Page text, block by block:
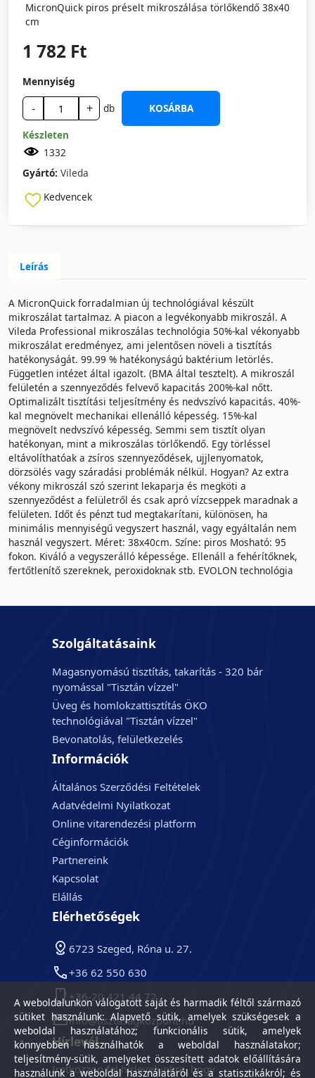
MicronQuick piros préselt mikroszálása törlőkendő 38x40
cm
1 782 Ft
Mennyiség
- + db
KOSÁRBA
Készleten
1332
Gyártó: Vileda
Kedvencek
Leírás
A MicronQuick forradalmian új technológiával készült
mikroszálat tartalmaz. A piacon a legvékonyabb mikroszál. A
Vileda Professional mikroszálas technológia 50%-kal vékonyabb
mikroszálat eredményez, ami jelentősen növeli a tisztítás
hatékonyságát. 99.99 % hatékonyságú baktérium letörlés.
Független intézet által igazolt. (BMA által tesztelt). A mikroszál
felületén a szennyeződés felvevő kapacitás 200%-kal nőtt.
Optimalizált tisztítási teljesítmény és nedvszívó kapacitás. 40%-
kal megnövelt mechanikai ellenálló képesség. 15%-kal
megnövelt nedvszívó képesség. Semmi sem tisztít olyan
hatékonyan, mint a mikroszálas törlőkendő. Egy törléssel
eltávolíthatóak a zsíros szennyeződések, ujjlenyomatok,
dörzsölés vagy száradási problémák nélkül. Hogyan? Az extra
vékony mikroszál szó szerint lekaparja és megköti a
szennyeződést a felületről és csak apró vízcseppek maradnak a
felületen. Időt és pénzt tud megtakarítani, különösen, ha
minimális mennyiségű vegyszert használ, vagy egyáltalán nem
használ vegyszert. Méret: 38x40cm. Színe: piros Mosható: 95
fokon. Kiváló a vegyszerálló képessége. Ellenáll a fehérítőknek,
fertőtlenítő szereknek, peroxidoknak stb. EVOLON technológia
Szolgáltatásaink
Magasnyomású tisztítás, takarítás - 320 bár
nyomással "Tisztán vízzel"
Üveg és homlokzattisztítás ÖKO
technológiával "Tisztán vízzel"
Bevonatolás, felületkezelés
Információk
Általános Szerződési Feltételek
Adatvédelmi Nyilatkozat
Online vitarendezési platform
Céginformációk
Partnereink
Kapcsolat
Elállás
Elérhetőségek
6723 Szeged, Róna u. 27.
+36 62 550 630
+36-20 421 44 72
info@tisztasagkozpont.hu
Hírlevél
Iratkozzon fel hírlevelünkre, hogy
A weboldalunkon válogatott saját és harmadik féltől származó
sütiket használunk: Alapvető sütik, amelyek szükségesek a
weboldal használatához; funkcionális sütik, amelyek
könnyebben használhatók a weboldal használatakor;
teljesítmény-sütik, amelyeket összesített adatok előállítására
használunk a weboldal használatáról és a statisztikákról; és